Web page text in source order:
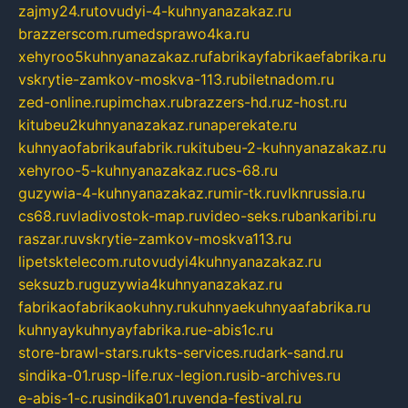
zajmy24.rutovudyi-4-kuhnyanazakaz.ru
brazzerscom.rumedsprawo4ka.ru
xehyroo5kuhnyanazakaz.rufabrikayfabrikaefabrika.ru
vskrytie-zamkov-moskva-113.rubiletnadom.ru
zed-online.rupimchax.rubrazzers-hd.ruz-host.ru
kitubeu2kuhnyanazakaz.runaperekate.ru
kuhnyaofabrikaufabrik.rukitubeu-2-kuhnyanazakaz.ru
xehyroo-5-kuhnyanazakaz.rucs-68.ru
guzywia-4-kuhnyanazakaz.rumir-tk.ruvlknrussia.ru
cs68.ruvladivostok-map.ruvideo-seks.rubankaribi.ru
raszar.ruvskrytie-zamkov-moskva113.ru
lipetsktelecom.rutovudyi4kuhnyanazakaz.ru
seksuzb.ruguzywia4kuhnyanazakaz.ru
fabrikaofabrikaokuhny.rukuhnyaekuhnyaafabrika.ru
kuhnyaykuhnyayfabrika.rue-abis1c.ru
store-brawl-stars.rukts-services.rudark-sand.ru
sindika-01.rusp-life.rux-legion.rusib-archives.ru
e-abis-1-c.rusindika01.ruvenda-festival.ru